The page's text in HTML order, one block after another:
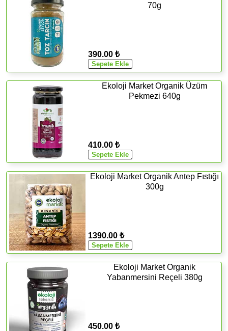
70g
390.00 ₺
Ekoloji Market Organik Üzüm
Pekmezi 640g
410.00 ₺
Ekoloji Market Organik Antep Fıstığı
300g
1390.00 ₺
Ekoloji Market Organik
Yabanmersini Reçeli 380g
450.00 ₺